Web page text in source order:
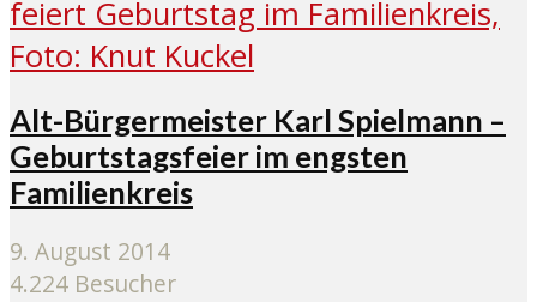
Alt-Bürgermeister Karl Spielmann –
Geburtstagsfeier im engsten
Familienkreis
9. August 2014
4.224 Besucher